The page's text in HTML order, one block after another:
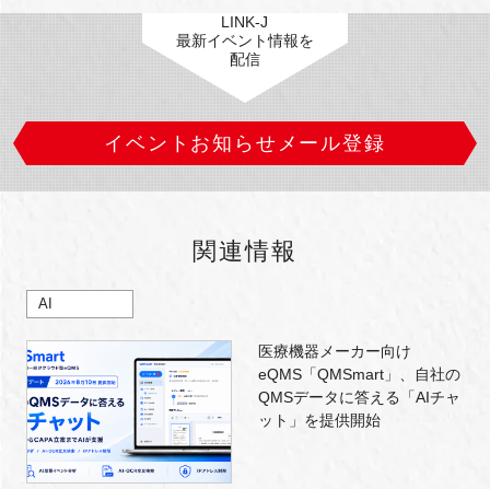
LINK-J
最新イベント情報を
配信
イベントお知らせメール登録
関連情報
AI
医療機器メーカー向け
eQMS「QMSmart」、自社の
QMSデータに答える「AIチャ
ット」を提供開始